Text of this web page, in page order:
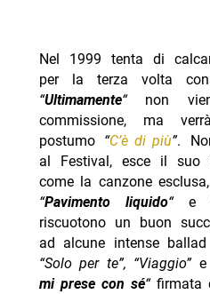
Nel 1999 tenta di
per la terza volta
“Ultimamente“non
commissione, ma
postumo “C’è di più”.
al Festival, esce il suo
come la canzone
“Pavimento liquido“e
riscuotono un buon
ad alcune intense
“Solo per te”, “Viaggio”e
mi prese con sé“ firmata